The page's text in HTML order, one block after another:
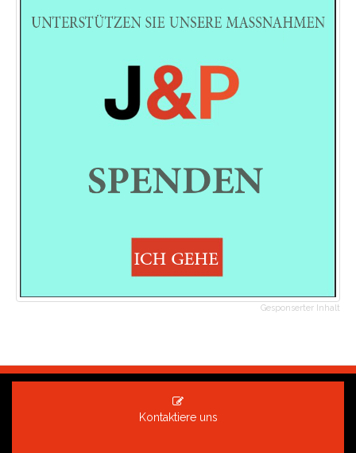
Gesponserter Inhalt
Kontaktiere uns